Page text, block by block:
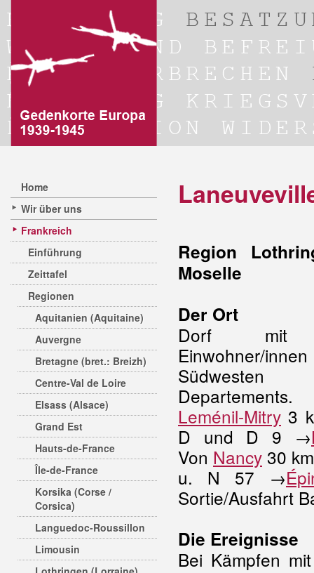
Home
Wir über uns
Frankreich
Einführung
Zeittafel
Regionen
Aquitanien (Aquitaine)
Auvergne
Bretagne (bret.: Breizh)
Centre-Val de Loire
Elsass (Alsace)
Grand Est
Hauts-de-France
Île-de-France
Korsika (Corse /
Corsica)
Languedoc-Roussillon
Limousin
Region
Moselle
Der Ort
Dorf mit
Einwohner/
Leménil-Mitry 3
D und D 9 →
Von Nancy 30
u. N 57 →
Sortie/Ausfahrt
Die Ereignisse
Bei Kämpfen